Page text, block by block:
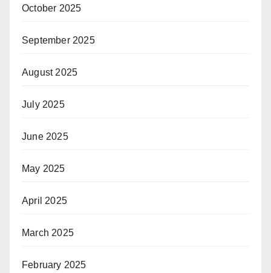
October 2025
September 2025
August 2025
July 2025
June 2025
May 2025
April 2025
March 2025
February 2025